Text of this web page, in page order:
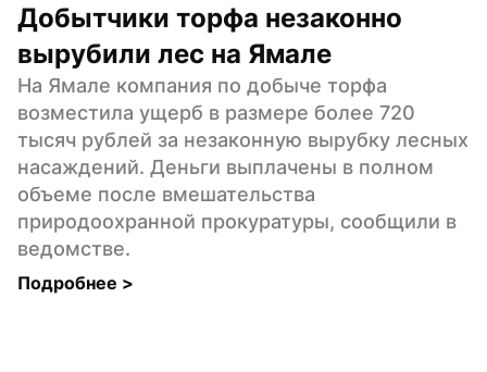
Добытчики торфа незаконно
вырубили лес на Ямале
На Ямале компания по добыче торфа
возместила ущерб в размере более 720
тысяч рублей за незаконную вырубку лесных
насаждений. Деньги выплачены в полном
объеме после вмешательства
природоохранной прокуратуры, сообщили в
ведомстве.
Подробнее >